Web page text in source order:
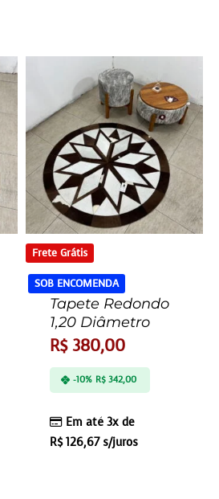
Frete Grátis
SOB ENCOMENDA
Tapete Redondo
1,20 Diâmetro
R$380,00
Em até 3x de
R$126,67s/juros
-10% R$342,00